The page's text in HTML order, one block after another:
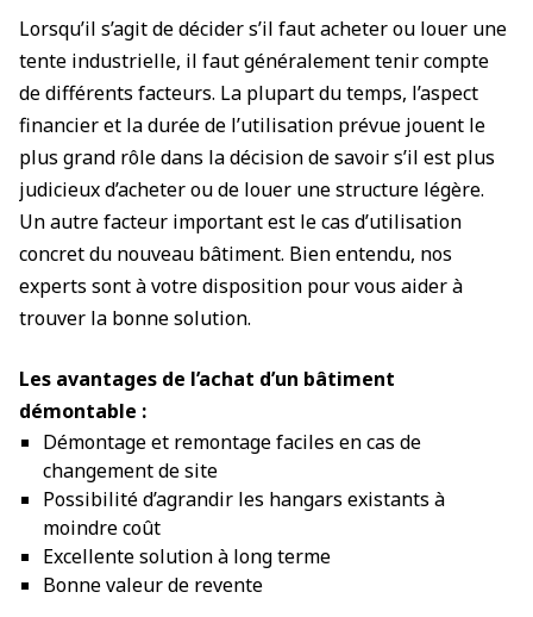
Lorsqu’il s’agit de décider s’il faut acheter ou louer une
tente industrielle, il faut généralement tenir compte
de différents facteurs. La plupart du temps, l’aspect
financier et la durée de l’utilisation prévue jouent le
plus grand rôle dans la décision de savoir s’il est plus
judicieux d’acheter ou de louer une structure légère.
Un autre facteur important est le cas d’utilisation
concret du nouveau bâtiment. Bien entendu, nos
experts sont à votre disposition pour vous aider à
trouver la bonne solution.
Les avantages de l’achat d’un bâtiment
démontable :
Démontage et remontage faciles en cas de
changement de site
Possibilité d’agrandir les hangars existants à
moindre coût
Excellente solution à long terme
Bonne valeur de revente